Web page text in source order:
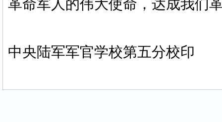
革命军人的伟大使命，达成我们
中央陆军军官学校第五分校印